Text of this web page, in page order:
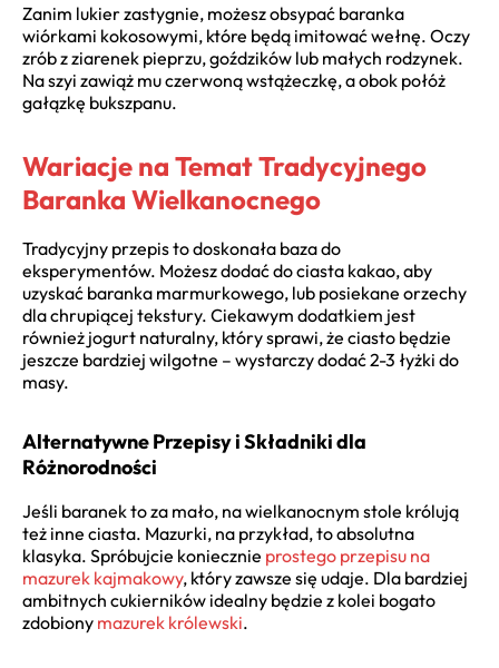
Zanim lukier zastygnie, możesz obsypać baranka
wiórkami kokosowymi, które będą imitować wełnę. Oczy
zrób z ziarenek pieprzu, goździków lub małych rodzynek.
Na szyi zawiąż mu czerwoną wstążeczkę, a obok połóż
gałązkę bukszpanu.
Wariacje na Temat Tradycyjnego
Baranka Wielkanocnego
Tradycyjny przepis to doskonała baza do
eksperymentów. Możesz dodać do ciasta kakao, aby
uzyskać baranka marmurkowego, lub posiekane orzechy
dla chrupiącej tekstury. Ciekawym dodatkiem jest
również jogurt naturalny, który sprawi, że ciasto będzie
jeszcze bardziej wilgotne – wystarczy dodać 2-3 łyżki do
masy.
Alternatywne Przepisy i Składniki dla
Różnorodności
Jeśli baranek to za mało, na wielkanocnym stole królują
też inne ciasta. Mazurki, na przykład, to absolutna
klasyka. Spróbujcie koniecznie prostego przepisu na
mazurek kajmakowy, który zawsze się udaje. Dla bardziej
ambitnych cukierników idealny będzie z kolei bogato
zdobiony mazurek królewski.